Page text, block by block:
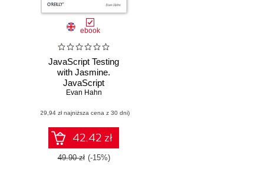
ebook
JavaScript Testing
with Jasmine.
JavaScript
Behavior-Driven
Evan Hahn
(29,94 zł najniższa cena z 30 dni)
42.42 zł
49.90 zł (-15%)